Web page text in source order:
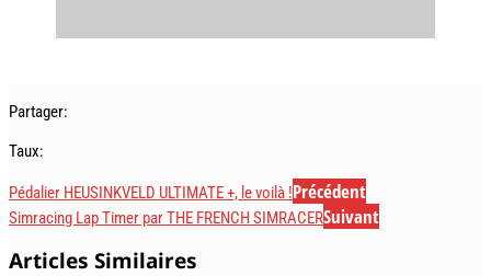
Partager:
Taux:
Pédalier HEUSINKVELD ULTIMATE +, le voilà !Précédent
Simracing Lap Timer par THE FRENCH SIMRACERSuivant
Articles Similaires